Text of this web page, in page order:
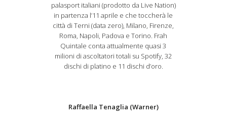
palasport italiani (prodotto da Live Nation)
in partenza l’11 aprile e che toccherà le
città di Terni (data zero), Milano, Firenze,
Roma, Napoli, Padova e Torino. Frah
Quintale conta attualmente quasi 3
milioni di ascoltatori totali su Spotify, 32
dischi di platino e 11 dischi d’oro.
Raffaella Tenaglia (Warner)